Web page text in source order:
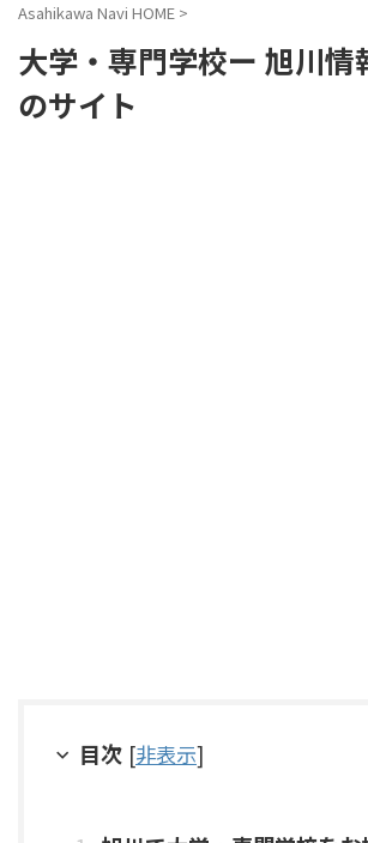
Asahikawa Navi HOME >
大学・専門学校ー 旭川情
のサイト
目次 [非表示]